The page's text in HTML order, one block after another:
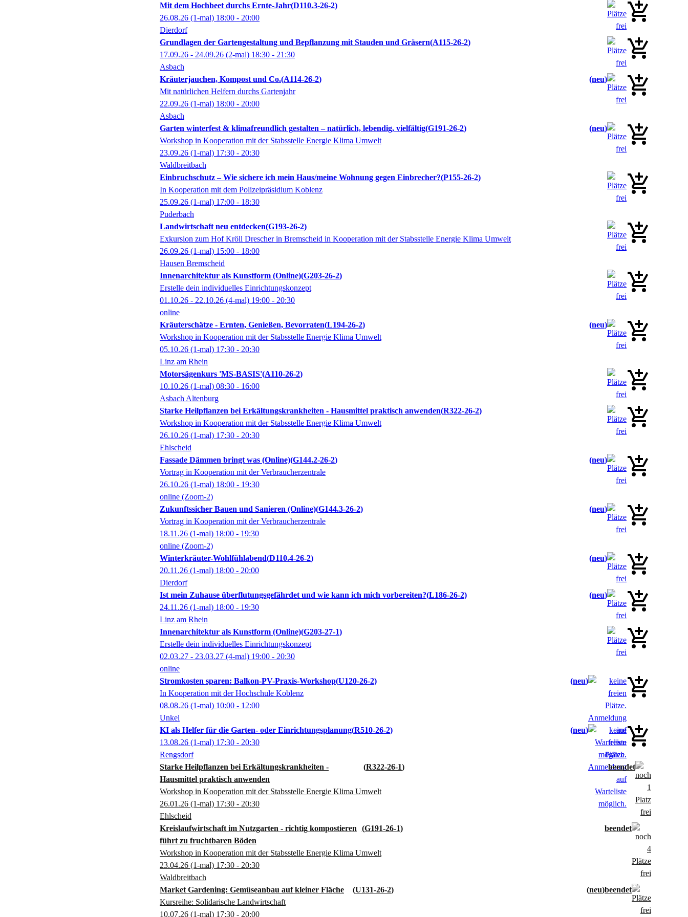
Starke Heilpflanzen bei Erkältungskrankheiten -
Hausmittel praktisch anwenden
R322-26-1
Workshop in Kooperation mit der Stabsstelle Energie Klima Umwelt
26.01.26 (1-mal) 17:30 - 20:30
Ehlscheid
Kreislaufwirtschaft im Nutzgarten - richtig kompostieren
führt zu fruchtbaren Böden
G191-26-1
Workshop in Kooperation mit der Stabsstelle Energie Klima Umwelt
23.04.26 (1-mal) 17:30 - 20:30
Waldbreitbach
Market Gardening: Gemüseanbau auf kleiner Fläche
U131-26-2
neu
Kursreihe: Solidarische Landwirtschaft
10.07.26 (1-mal) 17:30 - 20:00
Stromkosten sparen: Balkon-PV-Praxis-Workshop U120-26-2
neu
In Kooperation mit der Hochschule Koblenz
08.08.26 (1-mal) 10:00 - 12:00
Unkel
KI als Helfer für die Garten- oder Einrichtungsplanung R510-26-2
neu
13.08.26 (1-mal) 17:30 - 20:30
Rengsdorf
Mit dem Hochbeet durchs Ernte-Jahr D110.3-26-2
26.08.26 (1-mal) 18:00 - 20:00
Dierdorf
Grundlagen der Gartengestaltung und Bepflanzung mit Stauden und Gräsern A115-26-2
17.09.26 - 24.09.26 (2-mal) 18:30 - 21:30
Asbach
Kräuterjauchen, Kompost und Co. A114-26-2
neu
Mit natürlichen Helfern durchs Gartenjahr
22.09.26 (1-mal) 18:00 - 20:00
Asbach
Garten winterfest & klimafreundlich gestalten – natürlich, lebendig, vielfältig G191-26-2
neu
Workshop in Kooperation mit der Stabsstelle Energie Klima Umwelt
23.09.26 (1-mal) 17:30 - 20:30
Waldbreitbach
Einbruchschutz – Wie sichere ich mein Haus/meine Wohnung gegen Einbrecher? P155-26-2
In Kooperation mit dem Polizeipräsidium Koblenz
25.09.26 (1-mal) 17:00 - 18:30
Puderbach
Landwirtschaft neu entdecken G193-26-2
Exkursion zum Hof Kröll Drescher in Bremscheid in Kooperation mit der Stabsstelle Energie Klima Umwelt
26.09.26 (1-mal) 15:00 - 18:00
Hausen Bremscheid
Innenarchitektur als Kunstform (Online) G203-26-2
Erstelle dein individuelles Einrichtungskonzept
01.10.26 - 22.10.26 (4-mal) 19:00 - 20:30
online
Kräuterschätze - Ernten, Genießen, Bevorraten L194-26-2
neu
Workshop in Kooperation mit der Stabsstelle Energie Klima Umwelt
05.10.26 (1-mal) 17:30 - 20:30
Linz am Rhein
Motorsägenkurs 'MS-BASIS' A110-26-2
10.10.26 (1-mal) 08:30 - 16:00
Asbach Altenburg
Starke Heilpflanzen bei Erkältungskrankheiten - Hausmittel praktisch anwenden R322-26-2
Workshop in Kooperation mit der Stabsstelle Energie Klima Umwelt
26.10.26 (1-mal) 17:30 - 20:30
Ehlscheid
Fassade Dämmen bringt was (Online) G144.2-26-2
neu
Vortrag in Kooperation mit der Verbraucherzentrale
26.10.26 (1-mal) 18:00 - 19:30
online (Zoom-2)
Zukunftssicher Bauen und Sanieren (Online) G144.3-26-2
neu
Vortrag in Kooperation mit der Verbraucherzentrale
18.11.26 (1-mal) 18:00 - 19:30
online (Zoom-2)
Winterkräuter-Wohlfühlabend D110.4-26-2
neu
20.11.26 (1-mal) 18:00 - 20:00
Dierdorf
Ist mein Zuhause überflutungsgefährdet und wie kann ich mich vorbereiten? L186-26-2
neu
24.11.26 (1-mal) 18:00 - 19:30
Linz am Rhein
Innenarchitektur als Kunstform (Online) G203-27-1
Erstelle dein individuelles Einrichtungskonzept
02.03.27 - 23.03.27 (4-mal) 19:00 - 20:30
online